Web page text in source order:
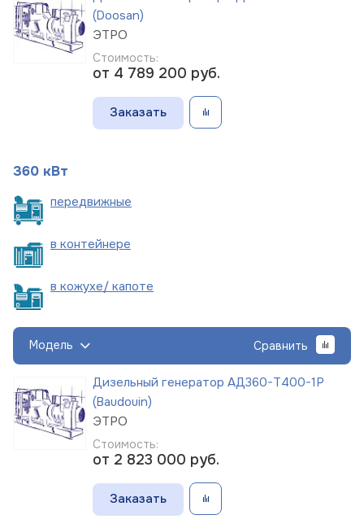
(Doosan)
ЭТРО
Стоимость:
от 4 789 200 руб.
Заказать
360 кВт
передвижные
в контейнере
в кожухе/ капоте
Модель Сравнить
Дизельный генератор АД360-Т400-1Р
(Baudouin)
ЭТРО
Стоимость:
от 2 823 000 руб.
Заказать